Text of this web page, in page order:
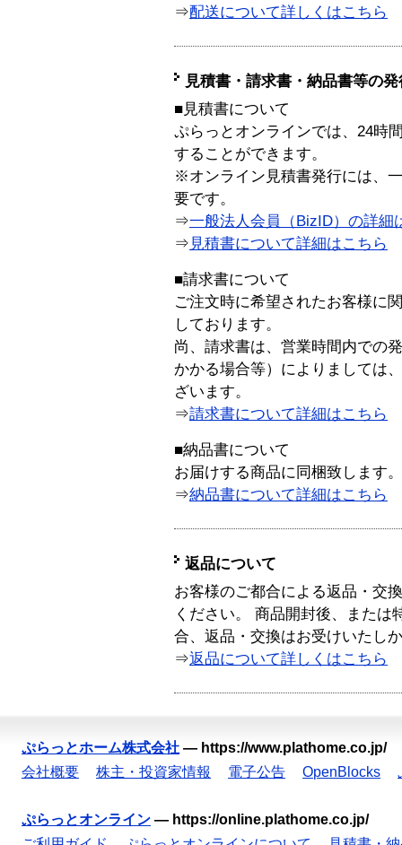
⇒配送について詳しくはこちら
見積書・請求書・納品書等の
■見積書について
ぷらっとオンラインでは、24時
することができます。
※オンライン見積書発行には、
要です。
⇒一般法人会員（BizID）の詳細
⇒ 見積書について詳細はこちら
■請求書について
ご注文時に希望されたお客様に
しております。
尚、請求書は、営業時間内での
かかる場合等）によりましては
ざいます。
⇒請求書について詳細はこちら
■納品書について
お届けする商品に同梱致します。
⇒納品書について詳細はこちら
返品について
お客様のご都合による返品・交
ください。 商品開封後、または
合、返品・交換はお受けいたし
⇒返品について詳しくはこちら
ぷらっとホーム株式会社 — https://www.plathome.co.jp/
会社概要
株主・投資家情報 電子公告 OpenBlocks
ぷらっとオンライン — https://online.plathome.co.jp/